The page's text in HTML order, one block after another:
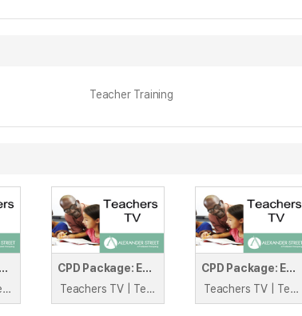
Teacher Training
CPD Package: Early Reading, Module D3: Activity 2 V2
Teachers TV | Teachers TV
CPD Package: Early Reading, Module B3: Activitiy 2 V2
Teachers TV | Teachers TV
CPD Package: Early Reading, Module B3: Activitiy 2 V1
Teachers TV | Teachers TV